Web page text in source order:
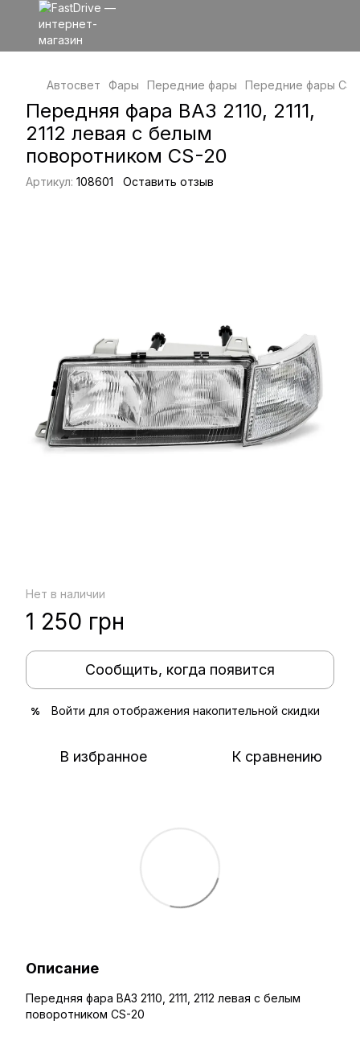
Автосвет Фары Передние фары Передние фары
Передняя фара ВАЗ 2110, 2111,
2112 левая с белым
поворотником CS-20
Артикул: 108601 Оставить отзыв
Нет в наличии
1 250 грн
Сообщить, когда появится
% Войти для отображения накопительной скидки
В избранное К сравнению
Описание
Передняя фара ВАЗ 2110, 2111, 2112 левая с белым
поворотником CS-20